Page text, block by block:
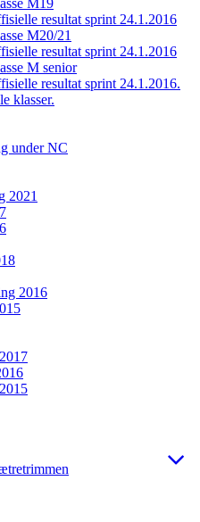
M19
resultat sprint 24.1.2016
M20/21
resultat sprint 24.1.2016
M senior
resultat sprint 24.1.2016.
klasser.
under NC
2021
2016